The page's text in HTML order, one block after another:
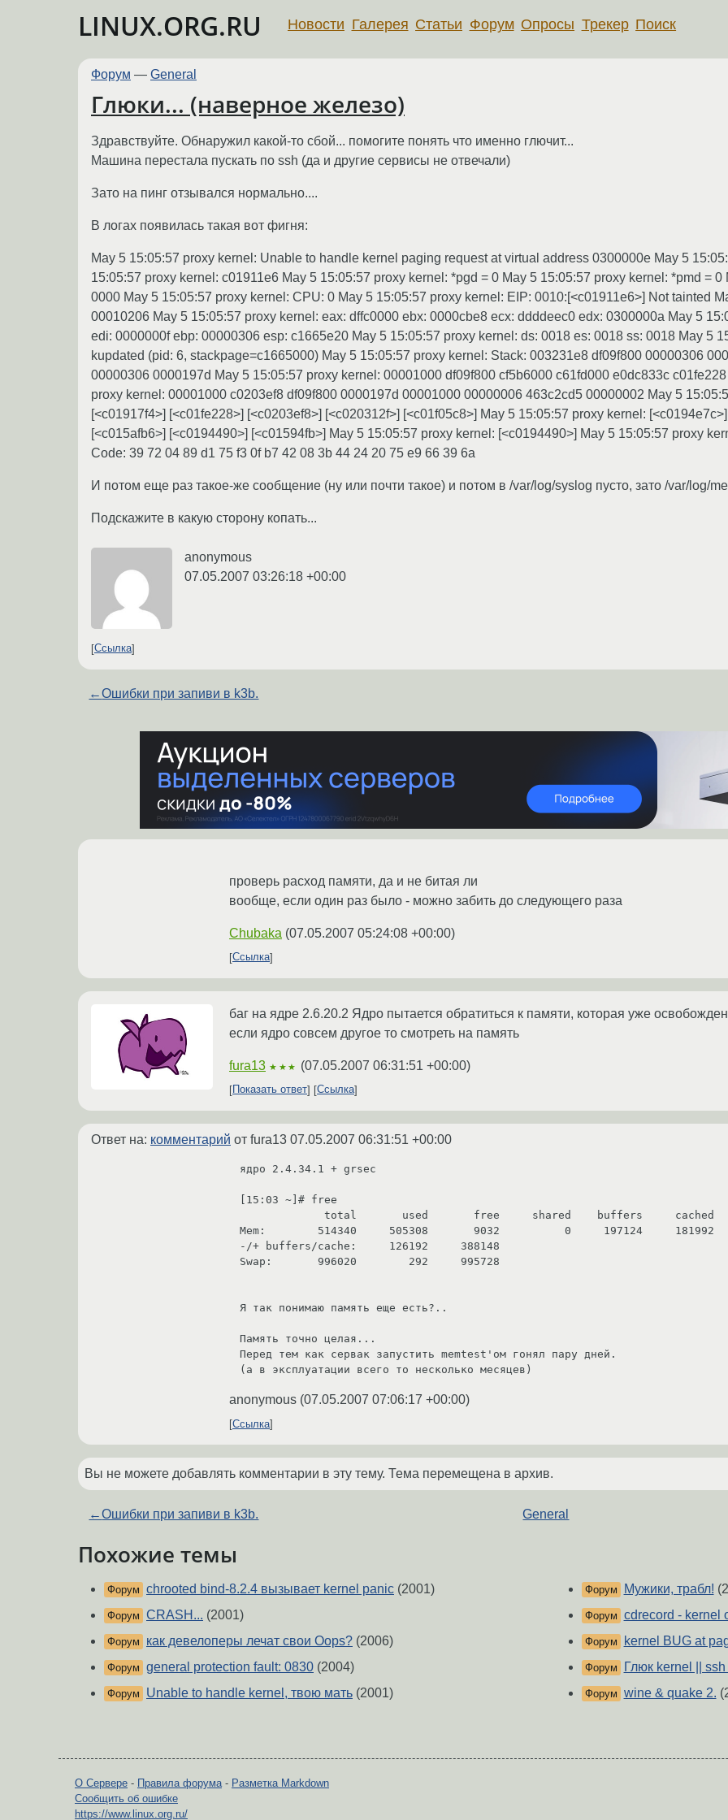
LINUX.ORG.RU Новости Галерея Статьи Форум Опросы Трекер Поиск
Форум — General
Глюки... (наверное железо)
Здравствуйте. Обнаружил какой-то сбой... помогите понять что именно глючит...
Машина перестала пускать по ssh (да и другие сервисы не отвечали)
Зато на пинг отзывался нормально....
В логах появилась такая вот фигня:
May 5 15:05:57 proxy kernel: Unable to handle kernel paging request at virtual address 0300000e May 5
15:05:57 proxy kernel: c01911e6 May 5 15:05:57 proxy kernel: *pgd = 0 May 5 15:05:57 proxy kernel: *pmd =
0000 May 5 15:05:57 proxy kernel: CPU: 0 May 5 15:05:57 proxy kernel: EIP: 0010:[<c01911e6>] Not tainted
00010206 May 5 15:05:57 proxy kernel: eax: dffc0000 ebx: 0000cbe8 ecx: ddddeec0 edx: 0300000a May 5
edi: 0000000f ebp: 00000306 esp: c1665e20 May 5 15:05:57 proxy kernel: ds: 0018 es: 0018 ss: 0018 May 5
kupdated (pid: 6, stackpage=c1665000) May 5 15:05:57 proxy kernel: Stack: 003231e8 df09f800 00000306
00000306 0000197d May 5 15:05:57 proxy kernel: 00001000 df09f800 cf5b6000 c61fd000 e0dc833c
proxy kernel: 00001000 c0203ef8 df09f800 0000197d 00001000 00000006 463c2cd5 00000002 May 5
[<c01917f4>] [<c01fe228>] [<c0203ef8>] [<c020312f>] [<c01f05c8>] May 5 15:05:57 proxy kernel:
[<c015afb6>] [<c0194490>] [<c01594fb>] May 5 15:05:57 proxy kernel: [<c0194490>] May 5 15:05:57 proxy
Code: 39 72 04 89 d1 75 f3 0f b7 42 08 3b 44 24 20 75 e9 66 39 6a
И потом еще раз такое-же сообщение (ну или почти такое) и потом в /var/log/syslog пусто, зато /var/log/
Подскажите в какую сторону копать...
anonymous
07.05.2007 03:26:18 +00:00
Ссылка
←Ошибки при запиви в k3b.
проверь расход памяти, да и не битая ли
вообще, если один раз было - можно забить до следующего раза
Chubaka (07.05.2007 05:24:08 +00:00)
Ссылка
баг на ядре 2.6.20.2 Ядро пытается обратиться к памяти, которая уже
если ядро совсем другое то смотреть на память
fura13 ★★★ (07.05.2007 06:31:51 +00:00)
Показать ответ Ссылка
Ответ на: комментарий от fura13 07.05.2007 06:31:51 +00:00
ядро 2.4.34.1 + grsec
[15:03 ~]# free
Mem:        514340     505308       9032          0     197124     181992
-/+ buffers/cache:     126192     388148
Swap:       996020        292     995728
Я так понимаю память еще есть?..
Память точно целая...
Перед тем как сервак запустить memtest'ом гонял пару дней.
(а в эксплуатации всего то несколько месяцев)
anonymous (07.05.2007 07:06:17 +00:00)
Ссылка
Вы не можете добавлять комментарии в эту тему. Тема перемещена в архив.
←Ошибки при запиви в k3b. General
Похожие темы
Форум chrooted bind-8.2.4 вызывает kernel panic (2001)
Форум CRASH... (2001)
Форум как девелоперы лечат свои Oops? (2006)
Форум general protection fault: 0830 (2004)
Форум Unable to handle kernel, твою мать (2001)
Форум Мужики, трабл!
Форум cdrecord - kernel
Форум kernel BUG at
Форум Глюк kernel ||
Форум wine & quake 2.
О Сервере - Правила форума - Разметка Markdown
Сообщить об ошибке
https://www.linux.org.ru/